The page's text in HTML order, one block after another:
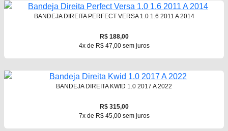
BANDEJA DIREITA PERFECT VERSA 1.0 1.6 2011 A 2014
R$ 188,00
4x de R$ 47,00 sem juros
BANDEJA DIREITA KWID 1.0 2017 A 2022
R$ 315,00
7x de R$ 45,00 sem juros